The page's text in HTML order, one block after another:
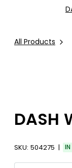
All Products
DASH
SKU: 504275